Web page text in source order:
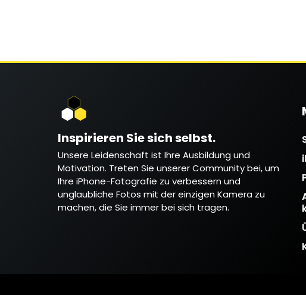
Inspirieren Sie sich selbst.
Unsere Leidenschaft ist Ihre Ausbildung und
Motivation. Treten Sie unserer Community bei, um
Ihre iPhone-Fotografie zu verbessern und
unglaubliche Fotos mit der einzigen Kamera zu
machen, die Sie immer bei sich tragen.